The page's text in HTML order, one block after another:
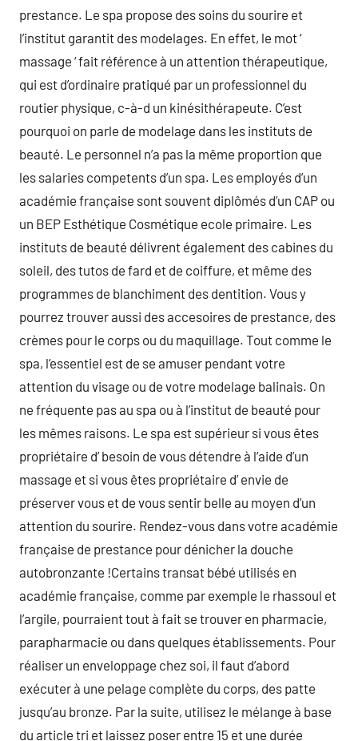
prestance. Le spa propose des soins du sourire et
l’institut garantit des modelages. En effet, le mot ‘
massage ‘ fait référence à un attention thérapeutique,
qui est d’ordinaire pratiqué par un professionnel du
routier physique, c-à-d un kinésithérapeute. C’est
pourquoi on parle de modelage dans les instituts de
beauté. Le personnel n’a pas la même proportion que
les salaries competents d’un spa. Les employés d’un
académie française sont souvent diplômés d’un CAP ou
un BEP Esthétique Cosmétique ecole primaire. Les
instituts de beauté délivrent également des cabines du
soleil, des tutos de fard et de coiffure, et même des
programmes de blanchiment des dentition. Vous y
pourrez trouver aussi des accesoires de prestance, des
crèmes pour le corps ou du maquillage. Tout comme le
spa, l’essentiel est de se amuser pendant votre
attention du visage ou de votre modelage balinais. On
ne fréquente pas au spa ou à l’institut de beauté pour
les mêmes raisons. Le spa est supérieur si vous êtes
propriétaire d’ besoin de vous détendre à l’aide d’un
massage et si vous êtes propriétaire d’ envie de
préserver vous et de vous sentir belle au moyen d’un
attention du sourire. Rendez-vous dans votre académie
française de prestance pour dénicher la douche
autobronzante !Certains transat bébé utilisés en
académie française, comme par exemple le rhassoul et
l’argile, pourraient tout à fait se trouver en pharmacie,
parapharmacie ou dans quelques établissements. Pour
réaliser un enveloppage chez soi, il faut d’abord
exécuter à une pelage complète du corps, des patte
jusqu’au bronze. Par la suite, utilisez le mélange à base
du article tri et laissez poser entre 15 et une durée